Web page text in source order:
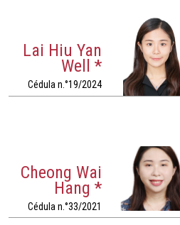
Lai Hiu Yan
Well *
Cédula n.°19/2024
Cheong Wai
Hang *
Cédula n.°33/2021